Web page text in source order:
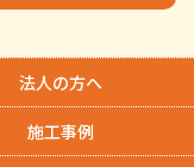
法人の方へ
施工事例